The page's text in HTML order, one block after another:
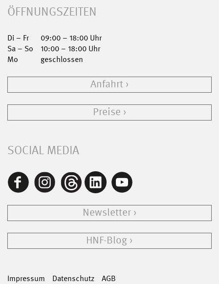
ÖFFNUNGSZEITEN
Di – Fr
09:00 – 18:00 Uhr
Sa – So
10:00 – 18:00 Uhr
Mo
geschlossen
Anfahrt
Preise
SOCIAL MEDIA
Newsletter
HNF-Blog
Impressum Datenschutz AGB